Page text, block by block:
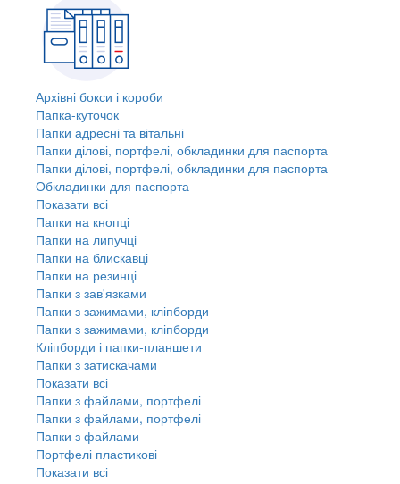
Архівні бокси і короби
Папка-куточок
Папки адресні та вітальні
Папки ділові, портфелі, обкладинки для паспорта
Папки ділові, портфелі, обкладинки для паспорта
Обкладинки для паспорта
Показати всі
Папки на кнопці
Папки на липучці
Папки на блискавці
Папки на резинці
Папки з зав'язками
Папки з зажимами, кліпборди
Папки з зажимами, кліпборди
Кліпборди і папки-планшети
Папки з затискачами
Показати всі
Папки з файлами, портфелі
Папки з файлами, портфелі
Папки з файлами
Портфелі пластикові
Показати всі